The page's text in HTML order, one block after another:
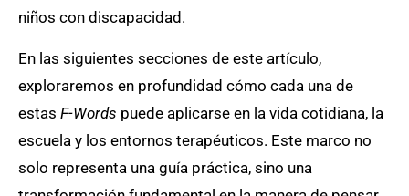
niños con discapacidad.
En las siguientes secciones de este artículo,
exploraremos en profundidad cómo cada una de
estas F-Words puede aplicarse en la vida cotidiana, la
escuela y los entornos terapéuticos. Este marco no
solo representa una guía práctica, sino una